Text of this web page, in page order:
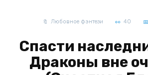
Любовное фэнтези 40
Спасти
Драконы вне